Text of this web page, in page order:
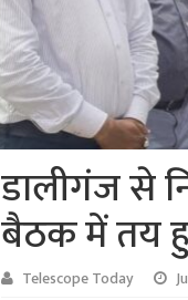
डालीगंज से
बैठक में तय
Telescope Today